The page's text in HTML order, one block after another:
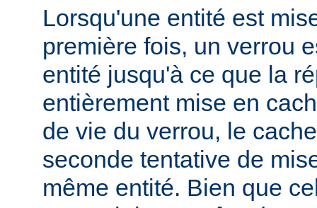
Lorsqu'une entité est
première fois, un verrou
entité jusqu'à ce que la
entièrement mise en
de vie du verrou, le
seconde tentative de
même entité. Bien que